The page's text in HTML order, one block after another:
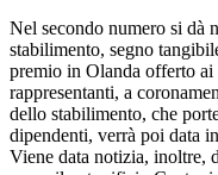
Nel secondo numero si dà
stabilimento, segno
premio in Olanda offerto
rappresentanti, a
dello stabilimento, che
dipendenti, verrà poi data
Viene data notizia, inoltre,